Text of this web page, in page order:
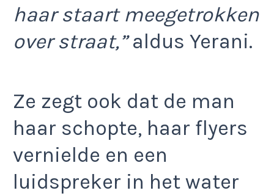
haar staart meegetrokken
over straat,”aldus Yerani.
Ze zegt ook dat de man
haar schopte, haar flyers
vernielde en een
luidspreker in het water